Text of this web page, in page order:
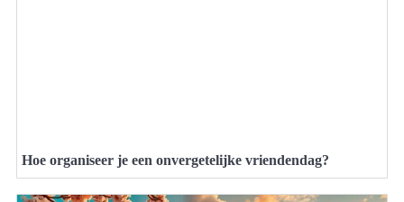
Hoe organiseer je een onvergetelijke vriendendag?